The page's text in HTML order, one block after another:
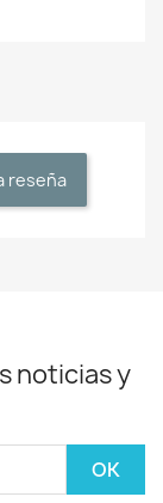
reseña
noticias y